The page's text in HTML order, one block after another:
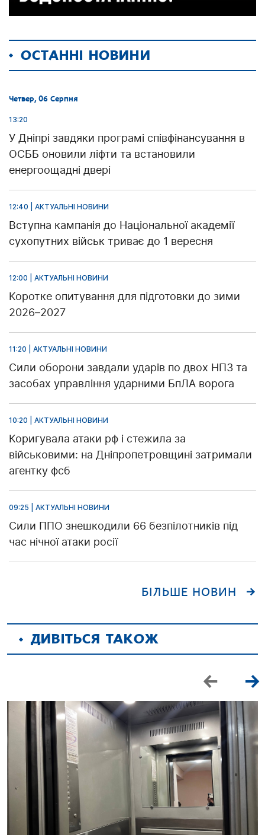
ОСТАННІ НОВИНИ
Четвер, 06 Серпня
13:20
У Дніпрі завдяки програмі співфінансування в
ОСББ оновили ліфти та встановили
енергоощадні двері
12:40 | АКТУАЛЬНІ НОВИНИ
Вступна кампанія до Національної академії
сухопутних військ триває до 1 вересня
12:00 | АКТУАЛЬНІ НОВИНИ
Коротке опитування для підготовки до зими
2026–2027
11:20 | АКТУАЛЬНІ НОВИНИ
Сили оборони завдали ударів по двох НПЗ та
засобах управління ударними БпЛА ворога
10:20 | АКТУАЛЬНІ НОВИНИ
Коригувала атаки рф і стежила за
військовими: на Дніпропетровщині затримали
агентку фсб
09:25 | АКТУАЛЬНІ НОВИНИ
Сили ППО знешкодили 66 безпілотників під
час нічної атаки росії
БІЛЬШЕ НОВИН
ДИВІТЬСЯ ТАКОЖ